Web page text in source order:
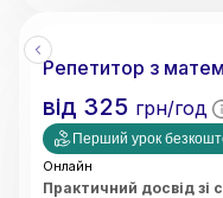
Репетитор з
від 325 грн/год
Перший урок
Онлайн
Практичний досвід